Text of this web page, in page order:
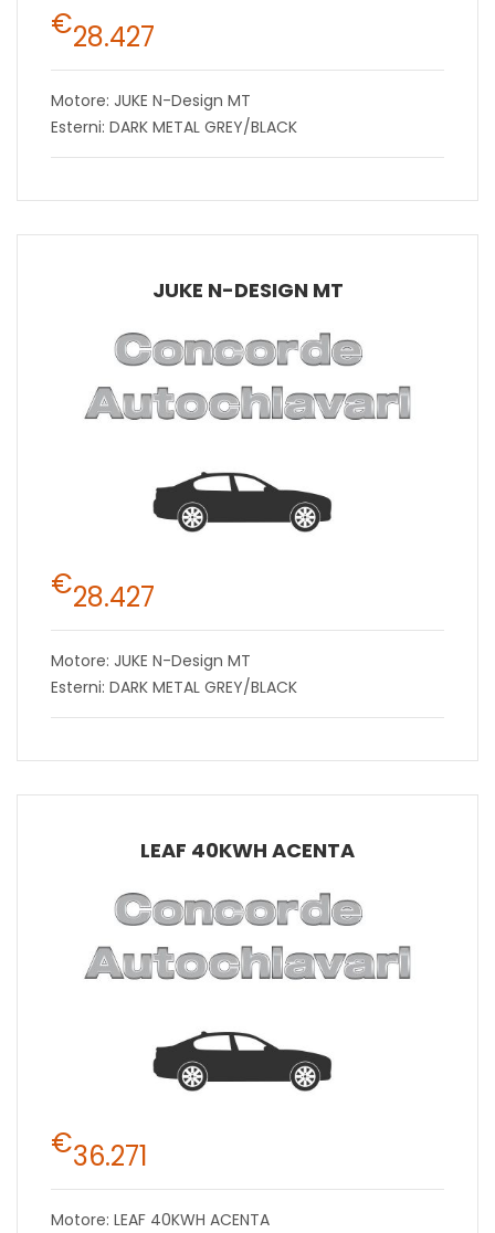
€28.427
Motore: JUKE N-Design MT
Esterni: DARK METAL GREY/BLACK
JUKE N-DESIGN MT
€28.427
Motore: JUKE N-Design MT
Esterni: DARK METAL GREY/BLACK
LEAF 40KWH ACENTA
€36.271
Motore: LEAF 40KWH ACENTA